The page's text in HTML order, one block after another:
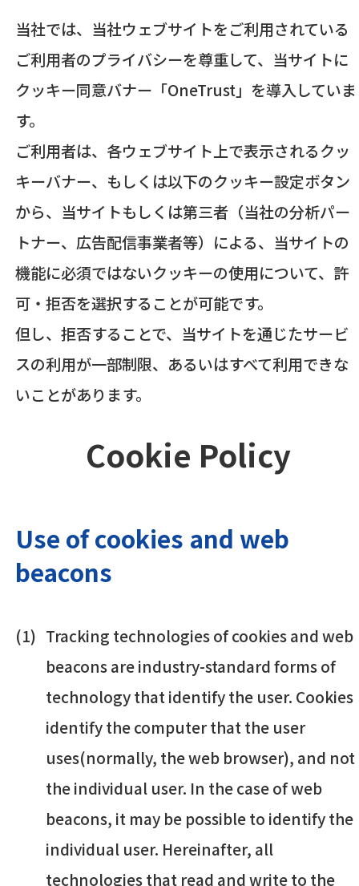
当社では、当社ウェブサイトをご利用されている
ご利用者のプライバシーを尊重して、当サイトに
クッキー同意バナー「OneTrust」を導入していま
す。
ご利用者は、各ウェブサイト上で表示されるクッ
キーバナー、もしくは以下のクッキー設定ボタン
から、当サイトもしくは第三者（当社の分析パー
トナー、広告配信事業者等）による、当サイトの
機能に必須ではないクッキーの使用について、許
可・拒否を選択することが可能です。
但し、拒否することで、当サイトを通じたサービ
スの利用が一部制限、あるいはすべて利用できな
いことがあります。
Cookie Policy
Use of cookies and web
beacons
Tracking technologies of cookies and web
beacons are industry-standard forms of
technology that identify the user. Cookies
identify the computer that the user
uses(normally, the web browser), and not
the individual user. In the case of web
beacons, it may be possible to identify the
individual user. Hereinafter, all
technologies that read and write to the